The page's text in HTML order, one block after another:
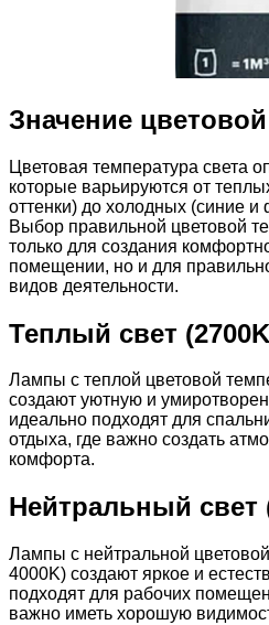
Значение
Цветовая температура света
которые варьируются от
оттенки) до холодных (синие и
Выбор правильной цветовой
только для создания
помещении, но и для
видов деятельности.
Теплый свет
Лампы с теплой цветовой
создают уютную и
идеально подходят для
отдыха, где важно создать
комфорта.
Нейтральный свет
Лампы с нейтральной
4000K) создают яркое и
подходят для рабочих
важно иметь хорошую